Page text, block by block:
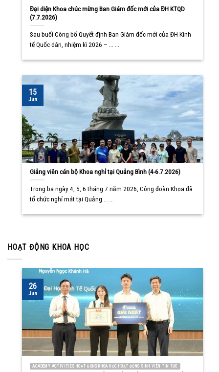
Đại diện Khoa chúc mừng Ban Giám đốc mới của ĐH KTQD
(7.7.2026)
Sau buổi Công bố Quyết định Ban Giám đốc mới của ĐH Kinh
tế Quốc dân, nhiệm kì 2026 – ... ...
Giảng viên cán bộ Khoa nghỉ tại Quảng Bình (4-6.7.2026)
Trong ba ngày 4, 5, 6 tháng 7 năm 2026, Công đoàn Khoa đã
tổ chức nghỉ mát tại Quảng ... ...
15
Jun
HOẠT ĐỘNG KHOA HỌC
ACADEMY ACTIVITIES HOẠT ĐỘNG KHOA HỌC HOẠT ĐỘNG SINH VIÊN TIN TỨC
26
Jun